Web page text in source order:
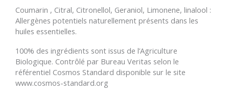
Coumarin , Citral, Citronellol, Geraniol, Limonene, linalool :
Allergènes potentiels naturellement présents dans les
huiles essentielles.
100% des ingrédients sont issus de l’Agriculture
Biologique. Contrôlé par Bureau Veritas selon le
référentiel Cosmos Standard disponible sur le site
www.cosmos-standard.org